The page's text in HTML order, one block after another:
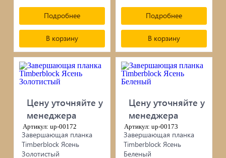
Метизы
ПрофКрепеж
Пропитки для дерева
сопутствующие товары
Брусчатка/Тротуарная плитка
Купели и бассейны из полипропилена
Подробнее
В корзину
Подробнее
В корзину
Цену уточняйте у
менеджера
Артикул: up-00172
Завершающая планка
Timberblock Ясень
Золотистый
Цену уточняйте у
менеджера
Артикул: up-00173
Завершающая планка
Timberblock Ясень
Беленый